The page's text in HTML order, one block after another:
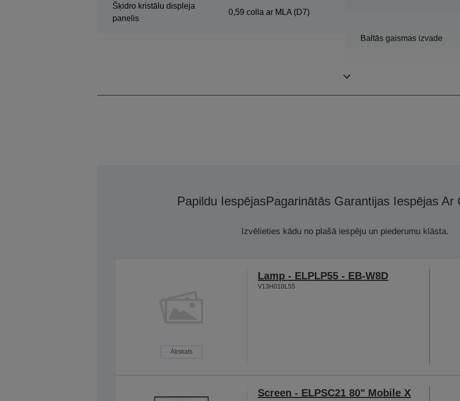
Šķidro kristālu displeja
panelis
0,59 colla ar MLA (D7)
Baltās gaismas izvade
Papildu IespējasPagarinātās Garantijas Iespējas Ar
Izvēlieties kādu no plašā iespēju un piederumu klāsta.
Ātrskats
Lamp - ELPLP55 - EB-W8D
V13H010L55
Screen - ELPSC21 80" Mobile X